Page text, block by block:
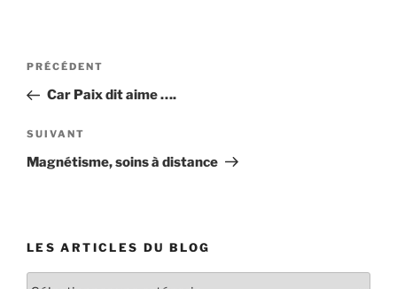
Navigation
l’article
Article
précédent
PRÉCÉDENT
Car Paix dit aime ….
Article
suivant
SUIVANT
Magnétisme, soins à distance
LES ARTICLES DU BLOG